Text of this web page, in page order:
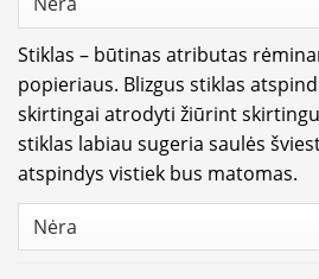
Stiklas – būtinas atributas
popieriaus. Blizgus stiklas
skirtingai atrodyti žiūrint
stiklas labiau sugeria saulės
atspindys vistiek bus matomas.